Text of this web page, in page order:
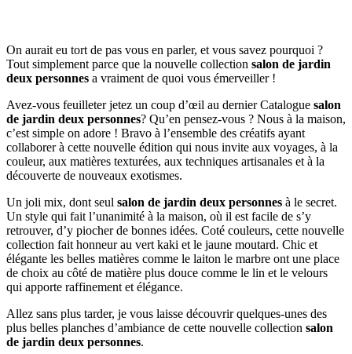
On aurait eu tort de pas vous en parler, et vous savez pourquoi ?
Tout simplement parce que la nouvelle collection salon de jardin
deux personnes a vraiment de quoi vous émerveiller !
Avez-vous feuilleter jetez un coup d’œil au dernier Catalogue salon
de jardin deux personnes? Qu’en pensez-vous ? Nous à la maison,
c’est simple on adore ! Bravo à l’ensemble des créatifs ayant
collaborer à cette nouvelle édition qui nous invite aux voyages, à la
couleur, aux matières texturées, aux techniques artisanales et à la
découverte de nouveaux exotismes.
Un joli mix, dont seul salon de jardin deux personnes à le secret.
Un style qui fait l’unanimité à la maison, où il est facile de s’y
retrouver, d’y piocher de bonnes idées. Coté couleurs, cette nouvelle
collection fait honneur au vert kaki et le jaune moutard. Chic et
élégante les belles matières comme le laiton le marbre ont une place
de choix au côté de matière plus douce comme le lin et le velours
qui apporte raffinement et élégance.
Allez sans plus tarder, je vous laisse découvrir quelques-unes des
plus belles planches d’ambiance de cette nouvelle collection salon
de jardin deux personnes.